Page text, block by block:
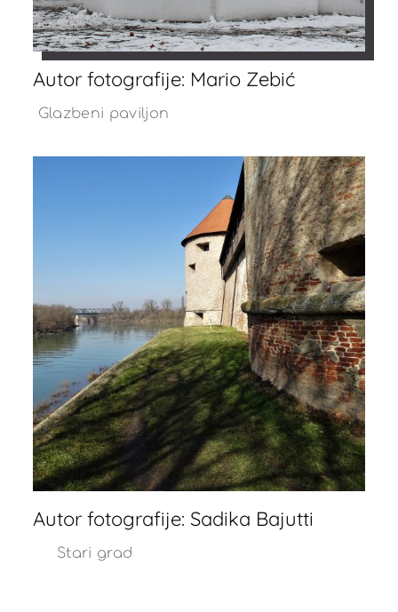
Autor fotografije: Mario Zebić
Glazbeni paviljon
Autor fotografije: Sadika Bajutti
Stari grad